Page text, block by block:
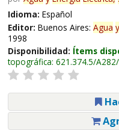
Idioma: Español
Editor: Buenos Aires: Agua y
1998
Disponibilidad: Ítems
topográfica: 621.374.5/